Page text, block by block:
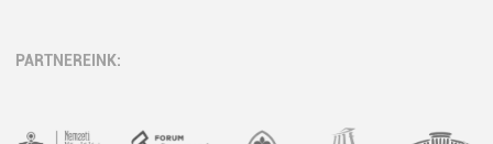
PARTNEREINK: